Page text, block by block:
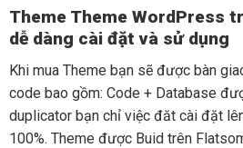
Theme Theme WordPress
dễ dàng cài đặt và sử dụng
Khi mua Theme bạn sẽ được bàn
code bao gồm: Code + Database
duplicator bạn chỉ việc đăt cài đặt
100%. Theme được Buid trên